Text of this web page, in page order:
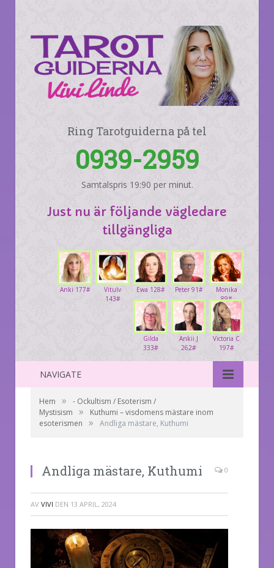
Ring Tarotguiderna på tel
0939-2959
Samtalspris 19:90 per minut.
Just nu är följande vägledare
tillgängliga
Monika
89#
Peter 91#
Ewa 128#
Vitulv
143#
Anki 177#
Victoria C
197#
Ankii.J
262#
Gilda
333#
NAVIGATE
Hem »
- Ockultism / Esoterism /
Mystisism
»
Kuthumi – visdomens mästare inom
esoterismen
» Andliga mästare, Kuthumi
Andliga mästare, Kuthumi 0
AV VIVI DEN 13 APRIL, 2024